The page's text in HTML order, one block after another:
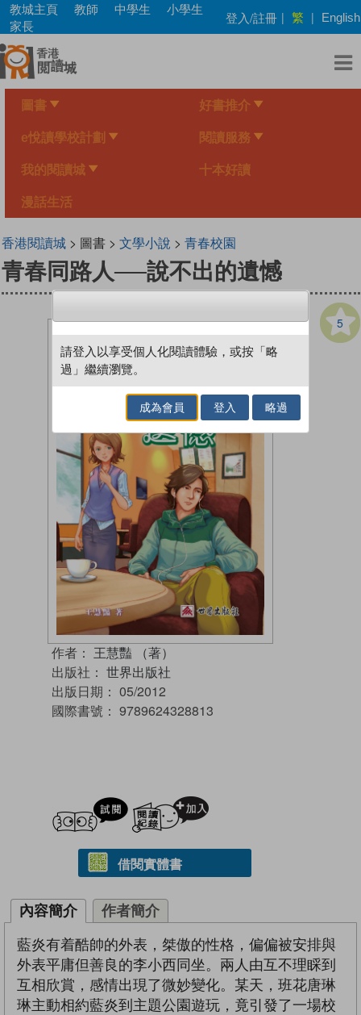
Skip
main
content
教城主頁 教師 中學生
小學生
家長
登入/註冊 | 繁 | English
圖書 好書推介
e悅讀學校計劃 閱讀服務
我的閱讀城 十本好讀
漫話生活
香港閱讀城> 圖書 > 文學小說 > 青春校園
青春同路人──說不出的遺憾
5
作者： 王慧豔 （著）
出版社： 世界出版社
出版日期： 05/2012
國際書號： 9789624328813
試閲
借閱實體書
內容簡介 作者簡介
藍炎有着酷帥的外表，桀傲的性格，偏偏被安排與
外表平庸但善良的李小西同坐。兩人由互不理睬到
互相欣賞，感情出現了微妙變化。某天，班花唐琳
琳主動相約藍炎到主題公園遊玩，竟引發了一場校
請登入以享受個人化閱讀體驗，或按「略
過」繼續瀏覽。
成為會員 登入 略過